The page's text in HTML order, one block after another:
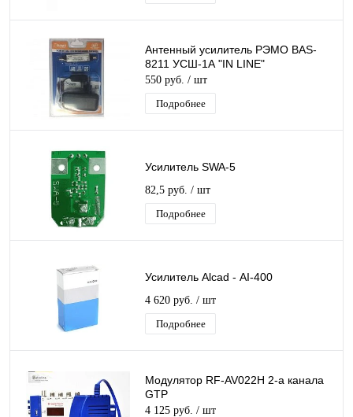
Антенный усилитель РЭМО BAS-
8211 УСШ-1А "IN LINE"
550 руб. / шт
Подробнее
Усилитель SWA-5
82,5 руб. / шт
Подробнее
Усилитель Alcad - АI-400
4 620 руб. / шт
Подробнее
Модулятор RF-AV022H 2-а канала
GTP
4 125 руб. / шт